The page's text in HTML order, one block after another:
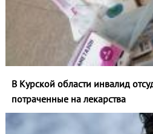
В Курской области инвалид
потраченные на лекарства